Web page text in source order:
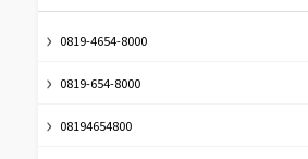
0819-4654-8000
0819-654-8000
08194654800